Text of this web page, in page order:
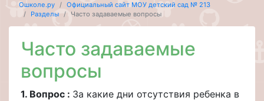
Ошколе.ру
Официальный сайт МОУ детский сад № 213
Разделы
Часто задаваемые вопросы
Часто задаваемые
вопросы
1. Вопрос : За какие дни отсутствия ребенка в